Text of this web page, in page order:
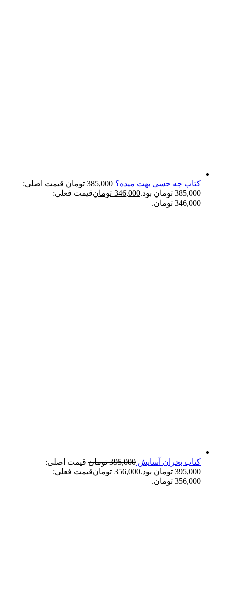
کتاب چه حسی بهت میده؟ 385,000 تومان قیمت اصلی:
385,000 تومان بود.
346,000 تومانقیمت فعلی:
346,000 تومان.
کتاب بحران آسایش 395,000 تومان قیمت اصلی:
395,000 تومان بود.
356,000 تومانقیمت فعلی:
356,000 تومان.